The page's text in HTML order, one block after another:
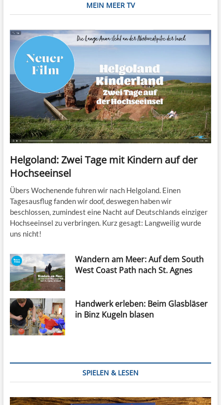
MEIN MEER TV
Helgoland: Zwei Tage mit Kindern auf der
Hochseeinsel
Übers Wochenende fuhren wir nach Helgoland. Einen
Tagesausflug fanden wir doof, deswegen haben wir
beschlossen, zumindest eine Nacht auf Deutschlands einziger
Hochseeinsel zu verbringen. Kurz gesagt: Langweilig wurde
uns nicht!
Wandern am Meer: Auf dem South
West Coast Path nach St. Agnes
Handwerk erleben: Beim Glasbläser
in Binz Kugeln blasen
SPIELEN & LESEN